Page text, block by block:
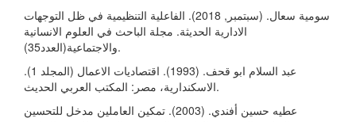
سومية سعال. (سبتمبر, 2018). الفاعلية التنظيمية في ظل التوجهات
الادارية الحديثة. مجلة الباحث في العلوم الانسانية
والاجتماعية(العدد35).
عبد السلام ابو قحف. (1993). اقتصاديات الاعمال (المجلد 1).
الاسكندارية، مصر: المكتب العربي الحديث.
عطيه حسين أفندي. (2003). تمكين العاملين مدخل للتحسين